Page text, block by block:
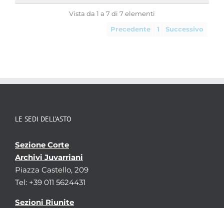
Vista da 1 a 7 di 7 elementi
Precedente 1 Successivo
LE SEDI DELL’ASTO
Sezione Corte
Archivi Juvarriani
Piazza Castello, 209
Tel: +39 011 5624431
Sezioni Riunite